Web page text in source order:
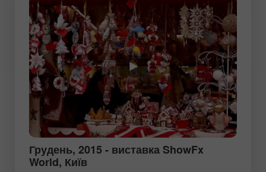
Грудень, 2015 - виставка ShowFx
World, Київ